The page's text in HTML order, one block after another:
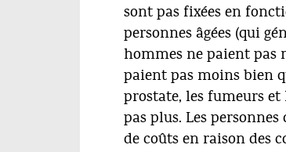
sont pas fixées en
personnes âgées (qui
hommes ne paient pas
paient pas moins bien
prostate, les fumeurs et
pas plus. Les
de coûts en raison des